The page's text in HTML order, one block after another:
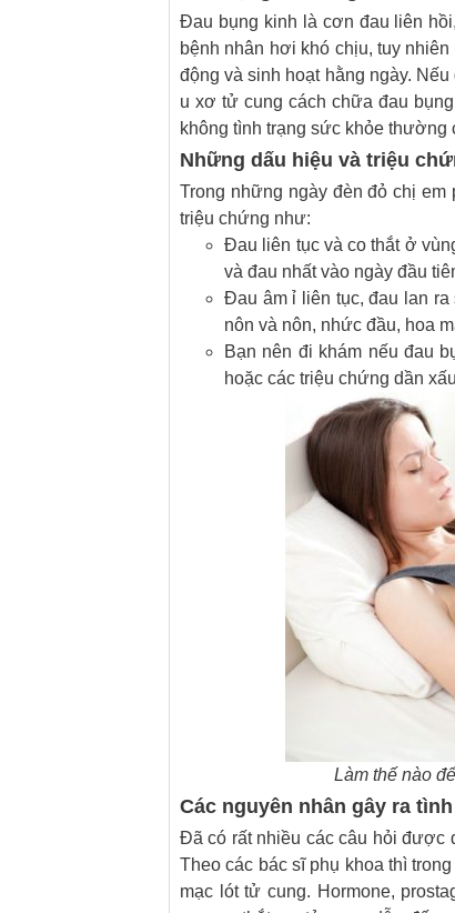
Đau bụng kinh là cơn đau liên
bệnh nhân hơi khó chịu, tuy
động và sinh hoạt hằng ngày.
u xơ tử cung cách chữa đau
không tình trạng sức khỏe
Những dấu hiệu và triệu
Trong những ngày đèn đỏ chị
triệu chứng như:
Đau liên tục và co thắt ở
và đau nhất vào ngày đầu
Đau âm ỉ liên tục, đau lan
nôn và nôn, nhức đầu, hoa
Bạn nên đi khám nếu đau
hoặc các triệu chứng dần
Làm thế nào
Các nguyên nhân gây ra
Đã có rất nhiều các câu hỏi được
Theo các bác sĩ phụ khoa thì
mạc lót tử cung. Hormone,